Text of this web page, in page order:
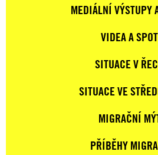
MEDIÁLNÍ VÝSTUPY
VIDEA A
SITUACE V
SITUACE VE
MIGRAČNÍ
PŘÍBĚHY